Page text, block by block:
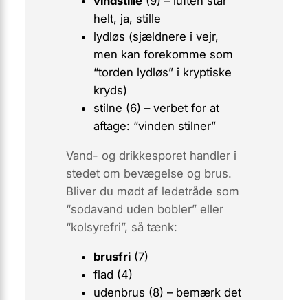
helt, ja, stille
lydløs (sjældnere i vejr,
men kan forekomme som
“torden lydløs” i kryptiske
kryds)
stilne (6) – verbet for at
aftage: “vinden stilner”
Vand- og drikkesporethandler i
stedet om bevægelse og brus.
Bliver du mødt af ledetråde som
“sodavand uden bobler” eller
“kolsyrefri”, så tænk:
brusfri(7)
flad (4)
udenbrus (8) – bemærk det